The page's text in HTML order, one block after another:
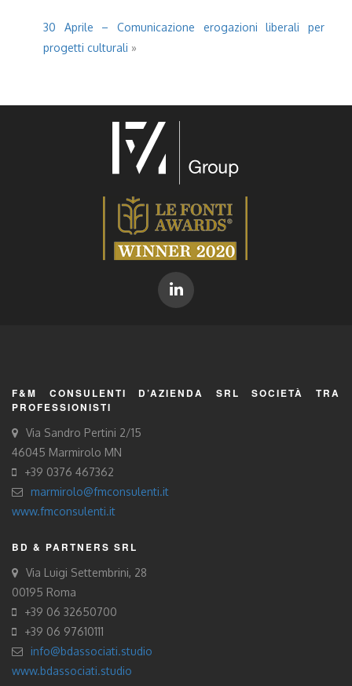
30 Aprile – Comunicazione erogazioni liberali per
progetti culturali »
F&M CONSULENTI D’AZIENDA SRL SOCIETÀ TRA
PROFESSIONISTI
Via Sandro Pertini 2/15
46045 Marmirolo MN
+39 0376 467362
marmirolo@fmconsulenti.it
www.fmconsulenti.it
BD & PARTNERS SRL
Via Luigi Settembrini, 28
00195 Roma
+39 06 32650700
+39 06 97610111
info@bdassociati.studio
www.bdassociati.studio